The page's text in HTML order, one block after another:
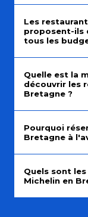
Les
proposent-ils
tous les
Quelle est la
découvrir les
Bretagne ?
Pourquoi
Bretagne à
Quels sont
Michelin en